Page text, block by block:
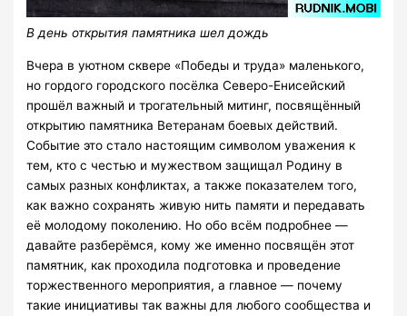
В день открытия памятника шел дождь
Вчера в уютном сквере «Победы и труда» маленького,
но гордого городского посёлка Северо-Енисейский
прошёл важный и трогательный митинг, посвящённый
открытию памятника Ветеранам боевых действий.
Событие это стало настоящим символом уважения к
тем, кто с честью и мужеством защищал Родину в
самых разных конфликтах, а также показателем того,
как важно сохранять живую нить памяти и передавать
её молодому поколению. Но обо всём подробнее —
давайте разберёмся, кому же именно посвящён этот
памятник, как проходила подготовка и проведение
торжественного мероприятия, а главное — почему
такие инициативы так важны для любого сообщества и